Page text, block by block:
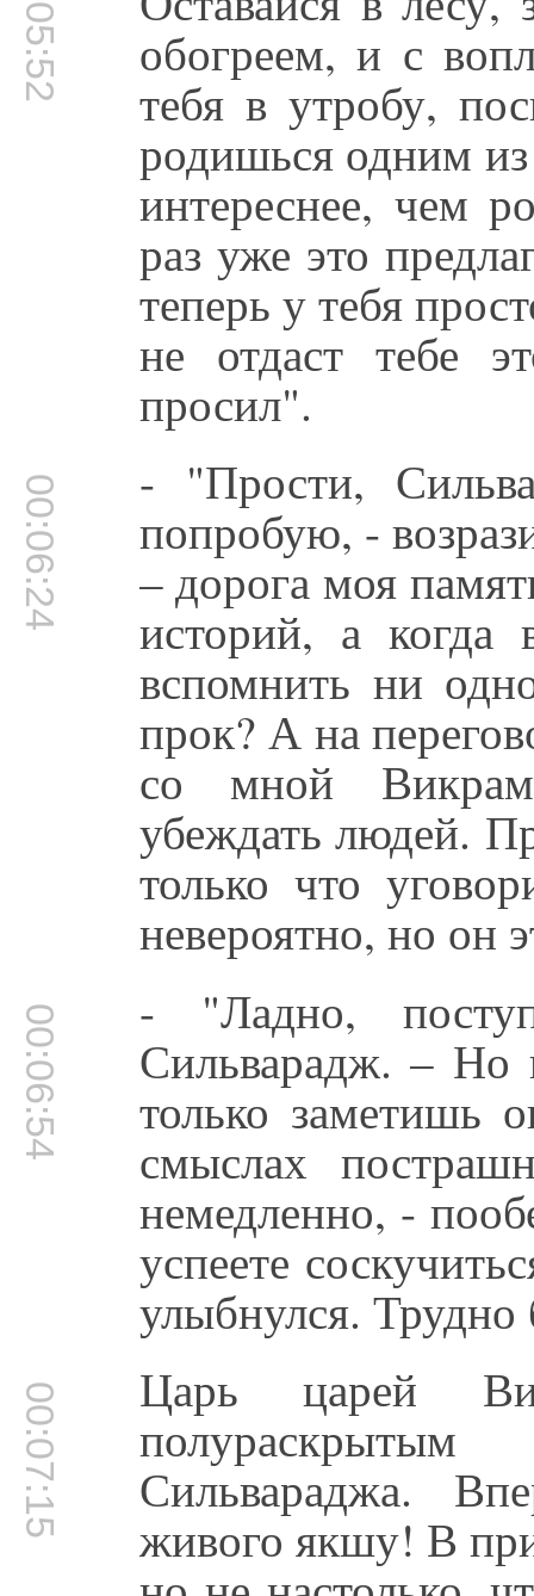
обогреем, и с
тебя в утробу,
родишься одним из
интереснее, чем
раз уже это
теперь у тебя
не отдаст тебе
просил".
00:06:24 - "Прости,
попробую, -
– дорога моя
историй, а когда
вспомнить ни
прок? А на
со мной
убеждать людей.
только что
невероятно, но он
00:06:54 - "Ладно,
Сильварадж. – Но
только заметишь
смыслах
немедленно, -
успеете
улыбнулся.
00:07:15 Царь царей
Сильвараджа.
живого якшу! В